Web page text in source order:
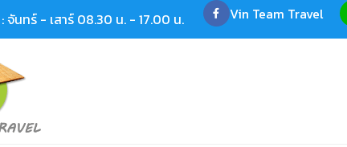
: จันทร์ - เสาร์ 08.30 น. - 17.00 น. Vin Team Travel